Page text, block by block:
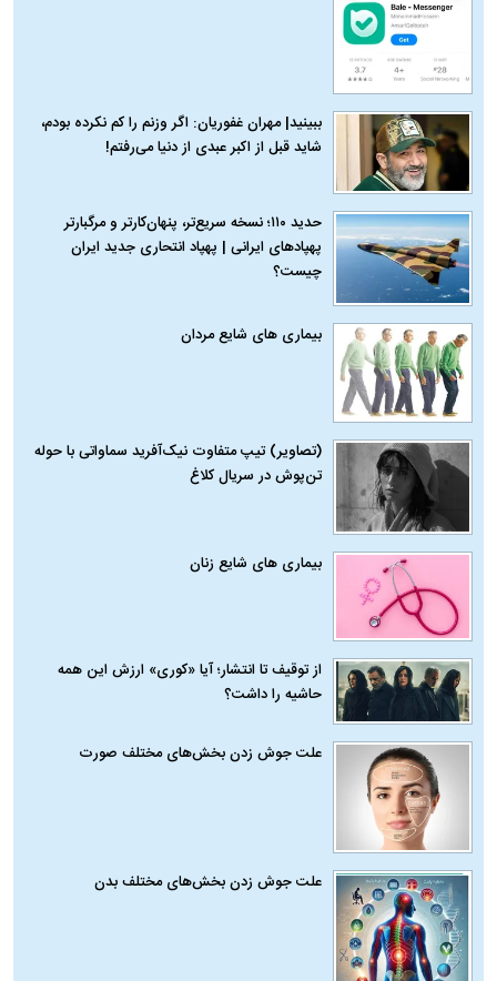
ببینید| مهران غفوریان: اگر وزنم را کم نکرده بودم،
شاید قبل از اکبر عبدی از دنیا می‌رفتم!
حدید ۱۱۰؛ نسخه سریع‌تر، پنهان‌کارتر و مرگبارتر
پهپادهای ایرانی | پهپاد انتحاری جدید ایران
چیست؟
بیماری‌ های شایع مردان
(تصاویر) تیپ متفاوت نیک‌آفرید سماواتی با حوله
تن‌پوش در سریال کلاغ
بیماری‌ های شایع زنان
از توقیف تا انتشار؛ آیا «کوری» ارزش این همه
حاشیه را داشت؟
علت جوش زدن بخش‌های مختلف صورت
علت جوش زدن بخش‌های مختلف بدن